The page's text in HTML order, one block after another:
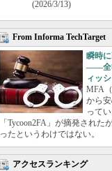
(2026/3/13)
From Informa TechTarget
瞬時
――全
ィッ
MFA
から
って
「Tycoon2FA」が摘発され
ったというわけではない。
アクセスランキング